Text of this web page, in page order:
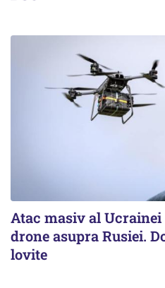
Atac masiv al Ucrainei
drone asupra Rusiei.
lovite